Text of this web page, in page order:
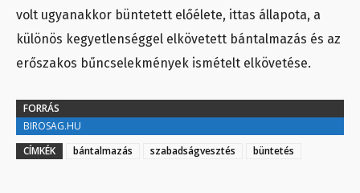
volt ugyanakkor büntetett előélete, ittas állapota, a
különös kegyetlenséggel elkövetett bántalmazás és az
erőszakos bűncselekmények ismételt elkövetése.
FORRÁS
BIROSAG.HU
CÍMKÉK
bántalmazás szabadságvesztés büntetés